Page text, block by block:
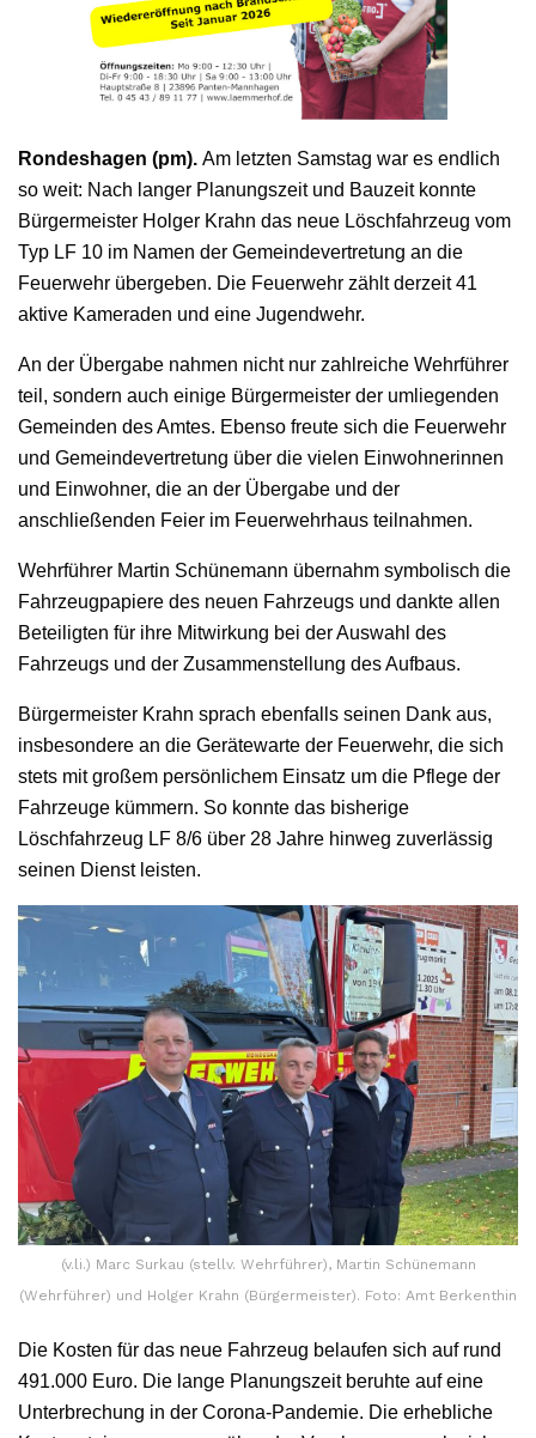
Rondeshagen (pm). Am letzten Samstag war es endlich
so weit: Nach langer Planungszeit und Bauzeit konnte
Bürgermeister Holger Krahn das neue Löschfahrzeug vom
Typ LF 10 im Namen der Gemeindevertretung an die
Feuerwehr übergeben. Die Feuerwehr zählt derzeit 41
aktive Kameraden und eine Jugendwehr.
An der Übergabe nahmen nicht nur zahlreiche Wehrführer
teil, sondern auch einige Bürgermeister der umliegenden
Gemeinden des Amtes. Ebenso freute sich die Feuerwehr
und Gemeindevertretung über die vielen Einwohnerinnen
und Einwohner, die an der Übergabe und der
anschließenden Feier im Feuerwehrhaus teilnahmen.
Wehrführer Martin Schünemann übernahm symbolisch die
Fahrzeugpapiere des neuen Fahrzeugs und dankte allen
Beteiligten für ihre Mitwirkung bei der Auswahl des
Fahrzeugs und der Zusammenstellung des Aufbaus.
Bürgermeister Krahn sprach ebenfalls seinen Dank aus,
insbesondere an die Gerätewarte der Feuerwehr, die sich
stets mit großem persönlichem Einsatz um die Pflege der
Fahrzeuge kümmern. So konnte das bisherige
Löschfahrzeug LF 8/6 über 28 Jahre hinweg zuverlässig
seinen Dienst leisten.
(v.li.) Marc Surkau (stellv. Wehrführer), Martin Schünemann
(Wehrführer) und Holger Krahn (Bürgermeister). Foto: Amt Berkenthin
Die Kosten für das neue Fahrzeug belaufen sich auf rund
491.000 Euro. Die lange Planungszeit beruhte auf eine
Unterbrechung in der Corona-Pandemie. Die erhebliche